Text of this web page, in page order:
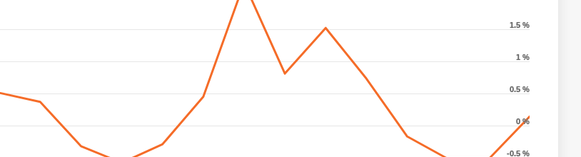
-0.5 %
0 %
0.5 %
1 %
1.5 %